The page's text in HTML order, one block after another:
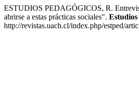
ESTUDIOS PEDAGÓGICOS, R.
abrirse a estas prácticas sociales". Estudios
http://revistas.uach.cl/index.php/estped/